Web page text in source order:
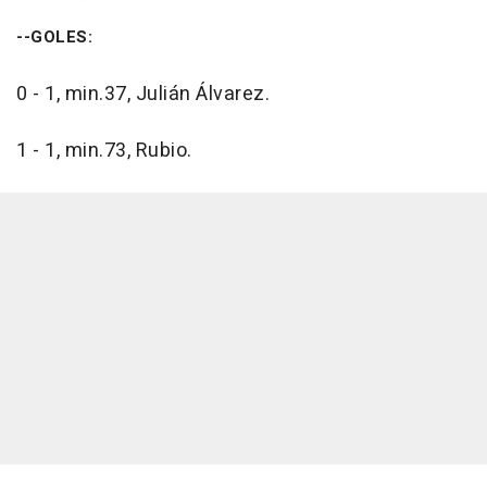
--GOLES:
0 - 1, min.37, Julián Álvarez.
1 - 1, min.73, Rubio.